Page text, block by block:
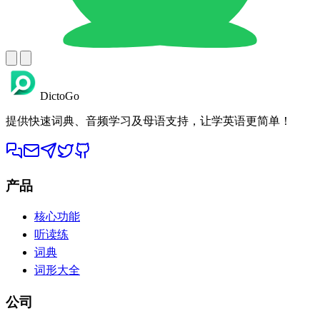
DictoGo
提供快速词典、音频学习及母语支持，让学英语更简单！
产品
核心功能
听读练
词典
词形大全
公司